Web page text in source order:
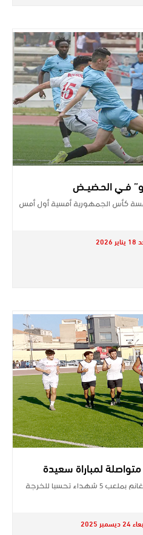
فــي الحـضيــض
كأس الجمهورية أمسية أول أمس
لمباراة سعيدة
تتواصل تحضيرات فريق وداد مستغانم بملعب 5 شهداء تحسبا للخرجة